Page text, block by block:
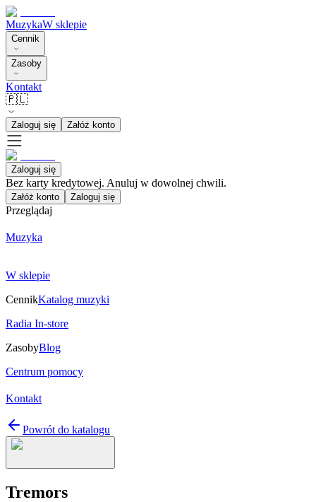
MuzykaW sklepie
Cennik
Zasoby
Kontakt
🇵🇱
Zaloguj się Załóż konto
Zaloguj się
Bez karty kredytowej. Anuluj w dowolnej chwili.
Załóż konto Zaloguj się
Przeglądaj
Muzyka
W sklepie
CennikKatalog muzyki
Radia In-store
ZasobyBlog
Centrum pomocy
Kontakt
Powrót do katalogu
Tremors